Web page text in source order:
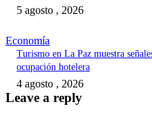
5 agosto , 2026
Economía
Turismo en La Paz muestra
ocupación hotelera
4 agosto , 2026
Leave a reply